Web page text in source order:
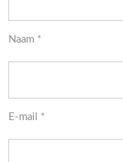
Naam *
E-mail *